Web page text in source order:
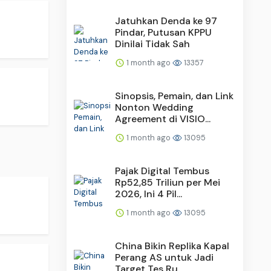
Jatuhkan Denda ke 97
Pindar, Putusan KPPU
Dinilai Tidak Sah
1 month ago 13357
Sinopsis, Pemain, dan Link
Nonton Wedding
Agreement di VISIO...
1 month ago 13095
Pajak Digital Tembus
Rp52,85 Triliun per Mei
2026, Ini 4 Pil...
1 month ago 13095
China Bikin Replika Kapal
Perang AS untuk Jadi